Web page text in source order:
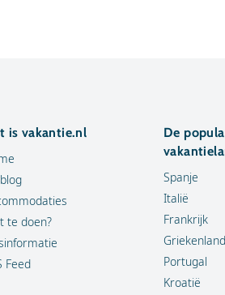
is vakantie.nl
te doen?
Feed
De
Spanje
Italië
Frankrijk
Griekenland
Portugal
Kroatië